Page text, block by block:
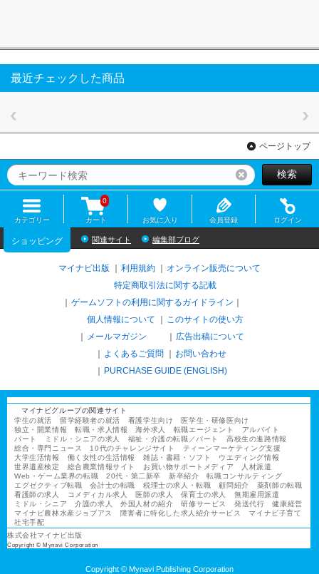
最近チェックした商品
ページトップ
リセット検索
カテゴリー カート
0
お気に入り 会員登録 ログイン
ショッピング 関連サイト 編集部ブログ
マイナビ出版 利用規約
オンライン販売について
特定商取引法に関する記載
ゲームソフトの利用に関するガイドライン
個人情報について
このサイトの使い方
メールマガジン
広告出稿について
よくあるご質問
お問い合わせ
PURCHASE GUIDE (ENGLISH)
マイナビグループの関連サイト
学生の就活
留学経験者の就活 看護学生向け
医学生・研修医向け
独立・開業情報
転職・求人情報 海外求人 転職エージェント
アルバイト
パート
ミドル・シニアの求人 福祉・介護の転職／パート
高校生の進路情報
総合・専門ニュース
10代のチャレンジサイト
ティーンマーケティング支援
大学生活情報
働く女性の生活情報 雑誌・書籍・ソフト
ウエディング情報
世界遺産検定
総合農業情報サイト お買い物サポートメディア
人材派遣
Web・ゲーム業界の転職
20代・第二新卒 新卒紹介
転職コンサルティング
エグゼクティブ転職
会計士の転職 税理士の求人・転職 顧問紹介
薬剤師の転職
看護師の求人
コメディカル求人 医師の求人 保育士の求人
無期雇用派遣
ミドル・シニア
介護の求人 外国人材の紹介 研修サービス 発送代行
健康経営
マイナビ農林水産ジョブアス
障害者に特化した求人紹介サービス
マイナビ子育て
社宅手配
株式会社マイナビ出版
Copyright © Mynavi Corporation
Copyright © Mynavi Publishing Corporation